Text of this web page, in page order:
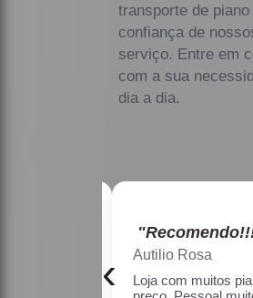
transporte de
confiança de
serviço. Entre em
com a sua
dia a dia.
Maria Lúcia
Uma ótima loja,
‹